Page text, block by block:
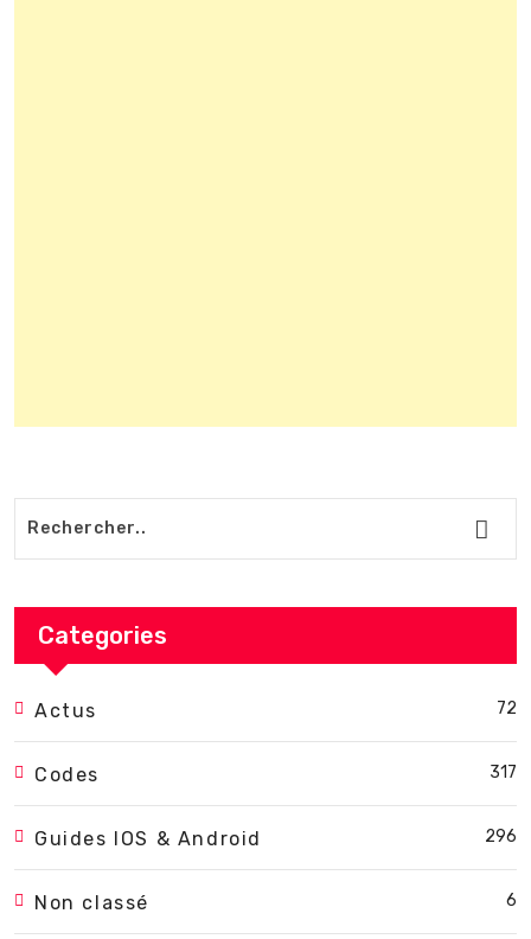
Categories
Actus 72
Codes 317
Guides IOS & Android 296
Non classé 6